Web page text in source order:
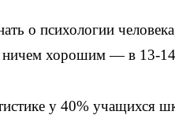
о психологии
ничем хорошим — в 13-
у 40% учащихся